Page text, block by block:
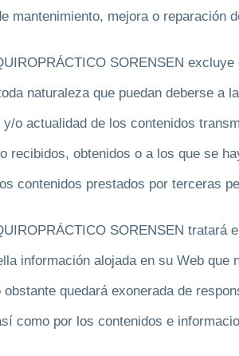
mantenimiento, mejora o reparación
SORENSEN
naturaleza que puedan deberse a
o actualidad de los contenidos
recibidos, obtenidos o a los que se
contenidos prestados por terceras
SORENSEN tratará
información alojada en su Web
quedará exonerada de
como por los contenidos e